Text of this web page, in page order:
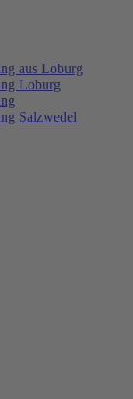
aus Loburg
Loburg
Salzwedel